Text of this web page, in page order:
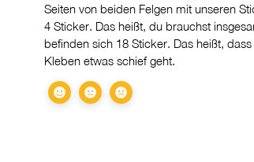
Seiten von beiden Felgen mit unseren
4 Sticker. Das heißt, du brauchst
befinden sich 18 Sticker. Das heißt,
Kleben etwas schief geht.